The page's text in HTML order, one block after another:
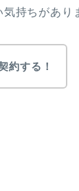
持ちがあり
約する！